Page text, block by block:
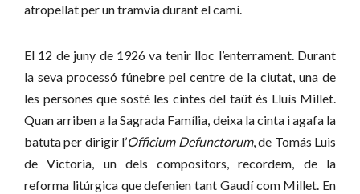
atropellat per un tramvia durant el camí.
El 12 de juny de 1926 va tenir lloc l’enterrament. Durant
la seva processó fúnebre pel centre de la ciutat, una de
les persones que sosté les cintes del taüt és Lluís Millet.
Quan arriben a la Sagrada Família, deixa la cinta i agafa la
batuta per dirigir l’Officium Defunctorum, de Tomás Luis
de Victoria, un dels compositors, recordem, de la
reforma litúrgica que defenien tant Gaudí com Millet. En